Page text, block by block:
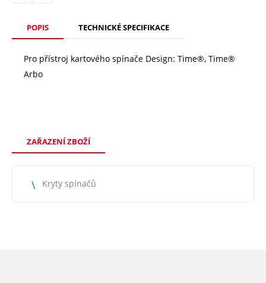
POPIS TECHNICKÉ SPECIFIKACE
Pro přístroj kartového spínače Design: Time®, Time®
Arbo
ZAŘAZENÍ ZBOŽÍ
Kryty spínačů